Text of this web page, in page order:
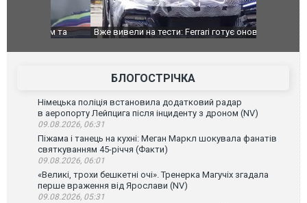
Вже вивели на тести: Ferrari готує оновлення
Вийшов
фільму
БЛОГОСТРІЧКА
Німецька поліція встановила додатковий радар
в аеропорту Лейпцига після інциденту з дроном (NV)
09.08.2026, 06:31
Піжама і танець на кухні: Меган Маркл шокувала фанатів
святкуванням 45-річчя (Факти)
09.08.2026, 06:01
«Великі, трохи бешкетні очі». Тренерка Магучіх згадала
перше враження від Ярослави (NV)
09.08.2026, 05:31